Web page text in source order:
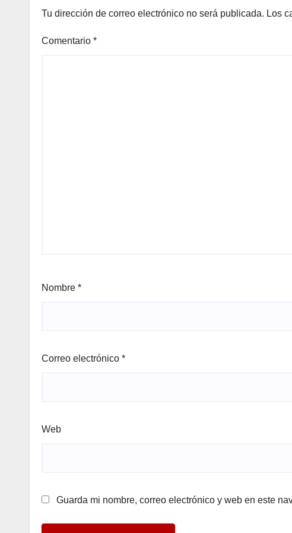
Tu dirección de correo electrónico no será publicada. Los
Comentario *
Nombre *
Correo electrónico *
Web
Guarda mi nombre, correo electrónico y web en este